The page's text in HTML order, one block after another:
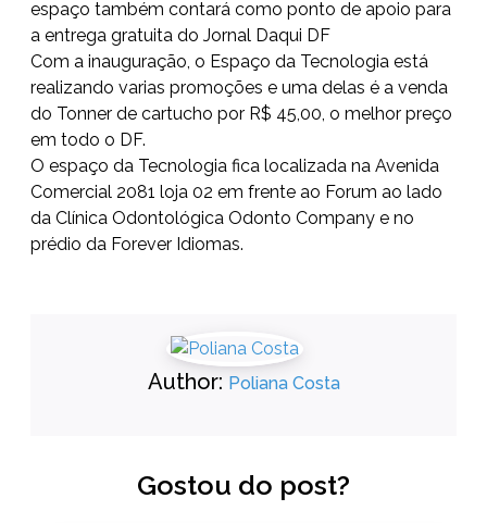
espaço também contará como ponto de apoio para
a entrega gratuita do Jornal Daqui DF
Com a inauguração, o Espaço da Tecnologia está
realizando varias promoções e uma delas é a venda
do Tonner de cartucho por R$ 45,00, o melhor preço
em todo o DF.
O espaço da Tecnologia fica localizada na Avenida
Comercial 2081 loja 02 em frente ao Forum ao lado
da Clínica Odontológica Odonto Company e no
prédio da Forever Idiomas.
Author: Poliana Costa
Gostou do post?